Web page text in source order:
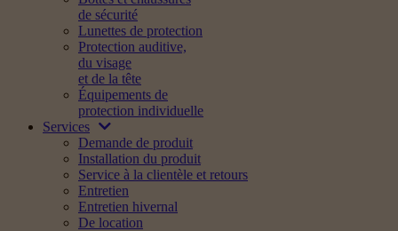
de sécurité
Lunettes de protection
Protection auditive,
du visage
et de la tête
Équipements de
protection individuelle
Services
Demande de produit
Installation du produit
Service à la clientèle et retours
Entretien
Entretien hivernal
De location